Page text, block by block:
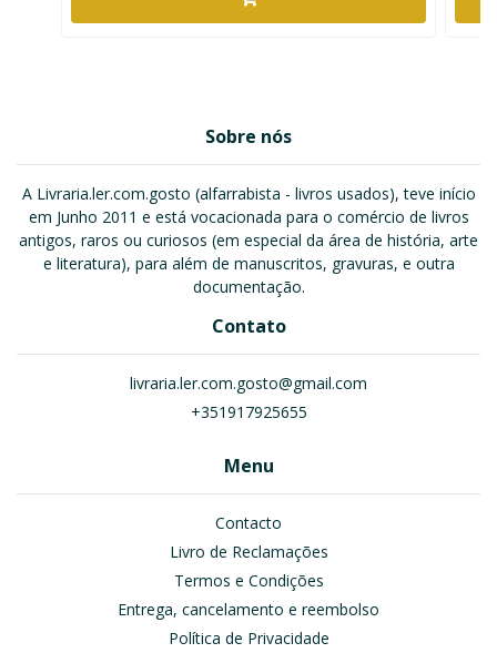
Sobre nós
A Livraria.ler.com.gosto (alfarrabista - livros usados), teve início
em Junho 2011 e está vocacionada para o comércio de livros
antigos, raros ou curiosos (em especial da área de história, arte
e literatura), para além de manuscritos, gravuras, e outra
documentação.
Contato
livraria.ler.com.gosto@gmail.com
+351917925655
Menu
Contacto
Livro de Reclamações
Termos e Condições
Entrega, cancelamento e reembolso
Política de Privacidade